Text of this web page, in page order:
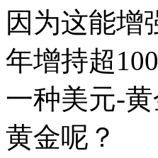
因为这能增
年增持超
一种美元-
黄金呢？